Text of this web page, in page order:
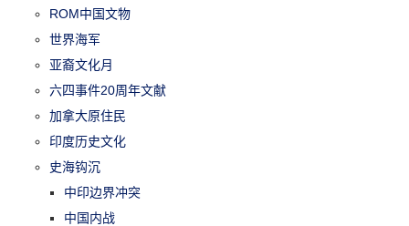
ROM中国文物
世界海军
亚裔文化月
六四事件20周年文献
加拿大原住民
印度历史文化
史海钩沉
中印边界冲突
中国内战